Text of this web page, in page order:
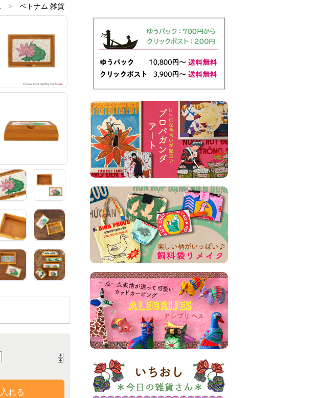
>
ベトナム 雑貨
ナムのお土産雑貨
ホーム
>
新着商品
ホーム
>
蓮雑貨
民芸と民族の手仕事
れる